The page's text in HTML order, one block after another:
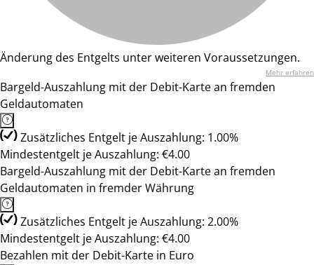
Änderung des Entgelts unter weiteren Voraussetzungen.
Mehr erfahren
Bargeld-Auszahlung mit der Debit-Karte an fremden
Geldautomaten
Zusätzliches Entgelt je Auszahlung: 1.00%
Mindestentgelt je Auszahlung: €4.00
Bargeld-Auszahlung mit der Debit-Karte an fremden
Geldautomaten in fremder Währung
Zusätzliches Entgelt je Auszahlung: 2.00%
Mindestentgelt je Auszahlung: €4.00
Bezahlen mit der Debit-Karte in Euro